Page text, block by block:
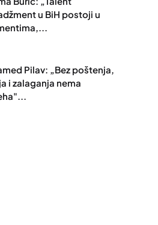
u BiH postoji u
Pilav: „Bez poštenja,
i zalaganja nema